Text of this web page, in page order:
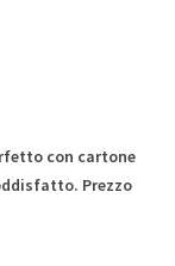
con cartone
Prezzo